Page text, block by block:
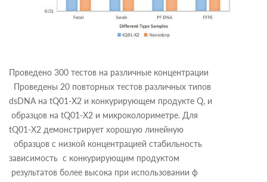
Проведено 300 тестов на различные концентрации
Проведены 20 повторных тестов различных типов
dsDNA на tQ01-X2 и конкурирующем продукте Q, и
образцов на tQ01-X2 и микроколориметре. Для
tQ01-X2 демонстрирует хорошую линейную
образцов с низкой концентрацией стабильность
зависимость с конкурирующим продуктом
результатов более высока при использовании ф